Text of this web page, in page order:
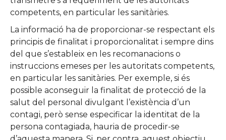
competents, en particular les sanitàries.
La informació ha de proporcionar-se respectant els
principis de finalitat i proporcionalitat i sempre dins
del que s’estableix en les recomanacions o
instruccions emeses per les autoritats competents,
en particular les sanitàries. Per exemple, si és
possible aconseguir la finalitat de protecció de la
salut del personal divulgant l’existència d’un
contagi, però sense especificar la identitat de la
persona contagiada, hauria de procedir-se